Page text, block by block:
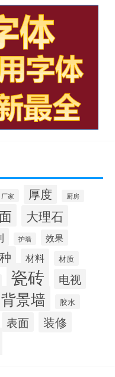
陶瓷岩板产品介绍
加工岩板地台砖
西班牙岩板哪家好点
圆茶几
雅士白岩板茶几
岩板地面哪家好用
厂家 厚度 厨房
大理石
护墙 效果
材料 材质
瓷砖 电视
背景墙 胶水
表面 装修